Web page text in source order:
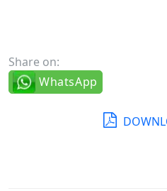
Share on:
WhatsApp